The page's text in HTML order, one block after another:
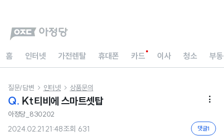
홈 인터넷 가전렌탈 휴대폰 카드 이사 청소 부
질문/답변  인터넷  상품문의
Q. Kt티비에 스마트셋탑 
아정당_830202
2024.02.21 21:48조회 631 댓글1